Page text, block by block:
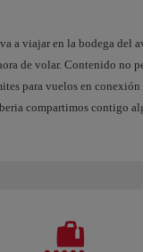
a viajar en la bodega del
de volar. Contenido no
para vuelos en conexión
compartimos contigo